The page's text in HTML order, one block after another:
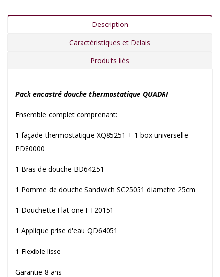
Description
Caractéristiques et Délais
Produits liés
Pack encastré douche thermostatique QUADRI
Ensemble complet comprenant:
1 façade thermostatique XQ85251 + 1 box universelle
PD80000
1 Bras de douche BD64251
1 Pomme de douche Sandwich SC25051 diamètre 25cm
1 Douchette Flat one FT20151
1 Applique prise d'eau QD64051
1 Flexible lisse
Garantie 8 ans